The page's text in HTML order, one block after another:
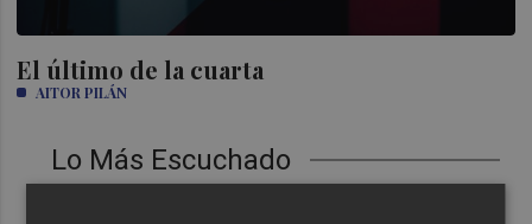
El último de la cuarta
AITOR PILÁN
Lo Más Escuchado